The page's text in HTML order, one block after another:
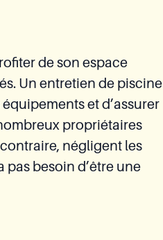
de son espace
Un entretien de piscine
et d’assurer
propriétaires
négligent les
pas besoin d’être une